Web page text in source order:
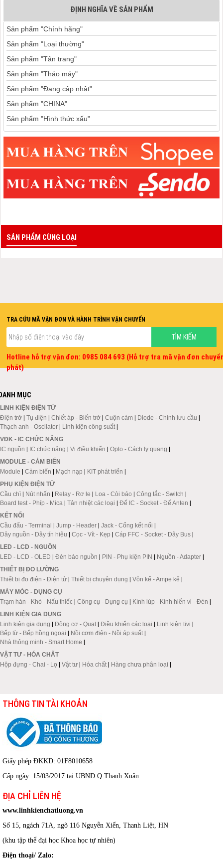
ĐỊNH NGHĨA VỀ SẢN PHẨM
Sản phẩm "Chính hãng"
Sản phẩm "Loại thường"
Sản phẩm "Tân trang"
Sản phẩm "Tháo máy"
Sản phẩm "Đang cập nhật"
Sản phẩm "CHINA"
Sản phẩm "Hình thức xấu"
SẢN PHẨM CÙNG LOẠI
TRA CỨU MÃ VẬN ĐƠN VÀ HÀNH TRÌNH VẬN CHUYỂN
Hotline hỗ trợ vận đơn: 0985 084 693 (Hỗ trợ tra mã vận đơn
phát)
MỤC
LINH KIỆN ĐIỆN TỬ
Điện trở
Tụ điện Chiết áp - Biến trở Cuộn cảm Diode - Chỉnh lưu cầu
Thạch anh - Oscilator
Linh kiện công suất|
VĐK - IC CHỨC NĂNG
IC nguồn
IC chức năng Vi điều khiển Opto - Cách ly quang
MODULE - CẢM BIẾN
Module
Cảm biến Mạch nạp KIT phát triển
PHỤ KIỆN ĐIỆN TỬ
Cầu chì
Nút nhấn Relay - Rơ le Loa - Còi báo Công tắc - Switch
Board test - Phíp - Mica
Tản nhiệt các loại Đế IC - Socket - Đế Anten
KẾT NỐI
Cầu đấu - Terminal
Jump - Header Jack - Cổng kết nối
Dây nguồn - Dây tín hiệu
Cọc - Vít - Kẹp Cáp FFC - Socket - Dây Bus
LED - LCD - NGUỒN
LED - LCD - OLED
Đèn báo nguồn PIN - Phụ kiện PIN Nguồn - Adapter
THIẾT BỊ ĐO LƯỜNG
Thiết bị đo điện - Điện tử
Thiết bị chuyên dụng Vôn kế - Ampe kế
MÁY MÓC - DỤNG CỤ
Trạm hàn - Khò - Nấu thiếc
Công cụ - Dụng cụ Kính lúp - Kính hiển vi - Đèn
LINH KIỆN GIA DỤNG
Linh kiện gia dụng
Động cơ - Quạt| Điều khiển các loại Linh kiện tivi
Bếp từ - Bếp hồng ngoại
Nồi cơm điện - Nồi áp suất|
Nhà thông minh - Smart Home
VẬT TƯ - HÓA CHẤT
Hộp đựng - Chai - Lọ
Vật tư Hóa chất| Hàng chưa phân loại
THÔNG TIN TÀI KHOẢN
Giấy phép ĐKKD: 01F8010658
Cấp ngày: 15/03/2017 tại UBND Q.Thanh Xuân
ĐỊA CHỈ LIÊN HỆ
www.linhkienchatluong.vn
Số 15, ngách 71A, ngõ 116 Nguyễn Xiển, Thanh Liệt, HN
(khu tập thể đại học Khoa học tự nhiên)
Điện thoại/ Zalo: